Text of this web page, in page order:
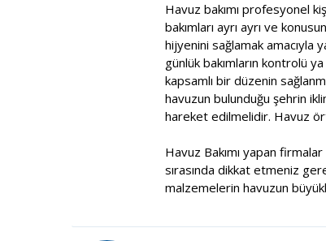
Havuz bakımı profesyonel
bakımları ayrı ayrı ve
hijyenini sağlamak amacıyla
günlük bakımların kontrolü
kapsamlı bir düzenin
havuzun bulunduğu şehrin
hareket edilmelidir. Havuz
Havuz Bakımı yapan
sırasında dikkat etmeniz
malzemelerin havuzun